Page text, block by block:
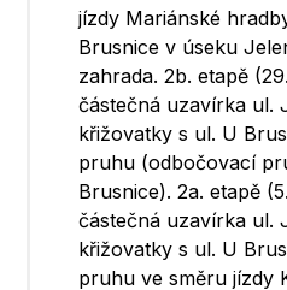
jízdy Mariánské
Brusnice v úseku
zahrada. 2b. etapě
částečná uzavírka ul.
křižovatky s ul. U
pruhu (odbočovací
Brusnice). 2a. etapě
částečná uzavírka ul.
křižovatky s ul. U
pruhu ve směru jízdy